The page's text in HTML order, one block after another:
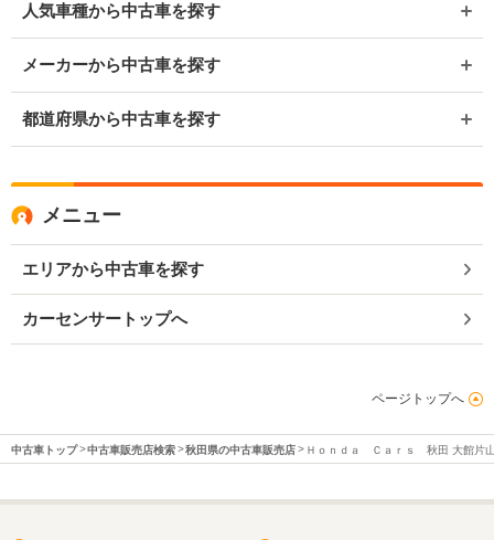
人気車種から中古車を探す
メーカーから中古車を探す
都道府県から中古車を探す
メニュー
エリアから中古車を探す
カーセンサートップへ
ページトップへ
中古車トップ 中古車販売店検索 秋田県の中古車販売店 Ｈｏｎｄａ Ｃａｒｓ 秋田 大館片